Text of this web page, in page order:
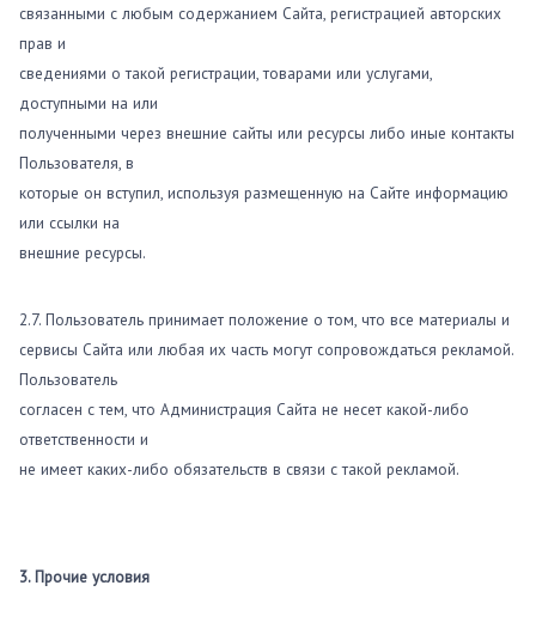
связанными с любым содержанием Сайта, регистрацией авторских
прав и
сведениями о такой регистрации, товарами или услугами,
доступными на или
полученными через внешние сайты или ресурсы либо иные контакты
Пользователя, в
которые он вступил, используя размещенную на Сайте информацию
или ссылки на
внешние ресурсы.
2.7. Пользователь принимает положение о том, что все материалы и
сервисы Сайта или любая их часть могут сопровождаться рекламой.
Пользователь
согласен с тем, что Администрация Сайта не несет какой-либо
ответственности и
не имеет каких-либо обязательств в связи с такой рекламой.
3. Прочие условия